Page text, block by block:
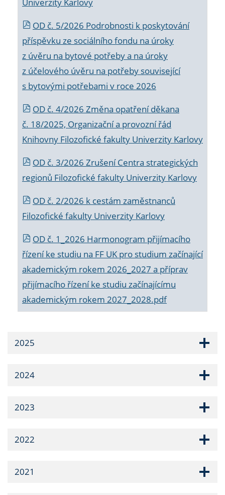
Univerzity Karlovy
OD č. 5/2026 Podrobnosti k poskytování
příspěvku ze sociálního fondu na úroky
z úvěru na bytové potřeby a na úroky
z účelového úvěru na potřeby související
s bytovými potřebami v roce 2026
OD č. 4/2026 Změna opatření děkana
č. 18/2025, Organizační a provozní řád
Knihovny Filozofické fakulty Univerzity Karlovy
OD č. 3/2026 Zrušení Centra strategických
regionů Filozofické fakulty Univerzity Karlovy
OD č. 2/2026 k cestám zaměstnanců
Filozofické fakulty Univerzity Karlovy
OD č. 1_2026 Harmonogram přijímacího
řízení ke studiu na FF UK pro studium začínající
akademickým rokem 2026_2027 a příprav
přijímacího řízení ke studiu začínajícímu
akademickým rokem 2027_2028.pdf
2025
2024
2023
2022
2021